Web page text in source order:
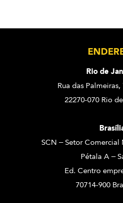
Rio de
Rua das
22270-070 Rio
SCN – Setor Comercial
Pétala A –
Ed. Centro
70714-900